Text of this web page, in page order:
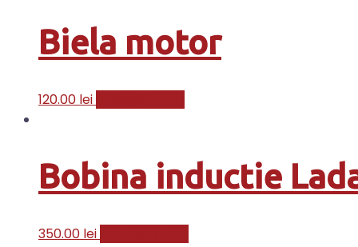
Biela motor
120.00 lei
Bobina inductie
350.00 lei